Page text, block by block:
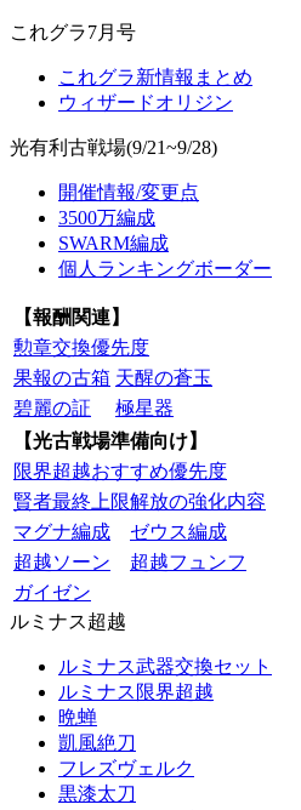
これグラ7月号
これグラ新情報まとめ
ウィザードオリジン
光有利古戦場(9/21~9/28)
開催情報/変更点
3500万編成
SWARM編成
個人ランキングボーダー
【報酬関連】
勲章交換優先度
果報の古箱 天醒の蒼玉
碧麗の証
極星器
【光古戦場準備向け】
限界超越おすすめ優先度
賢者最終上限解放の強化内容
マグナ編成
ゼウス編成
超越ソーン
超越フュンフ
ガイゼン
ルミナス超越
ルミナス武器交換セット
ルミナス限界超越
晩蝉
凱風絶刀
フレズヴェルク
黒漆太刀